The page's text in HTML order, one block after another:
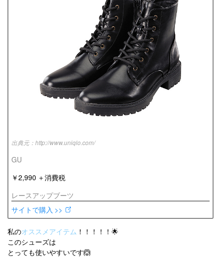
http://www.uniqlo.com/
GU
￥2,990 ＋消費税
レースアップブーツ
サイトで購入 >>
私のオススメアイテム ！！！！！🌟
このシューズは
とっても使いやすいです🙆